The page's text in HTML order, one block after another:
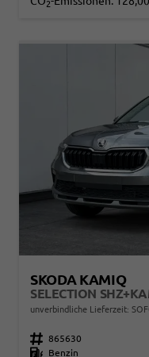
2
SKODA KAMIQ
unverbindliche Lieferzeit:
Fahrzeugnr. 865630
Kraftstoff
Benzin